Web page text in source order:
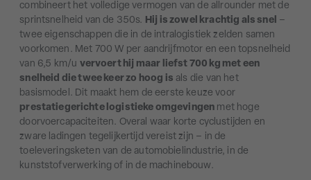
combineert het volledige vermogen van de allrounder met de
sprintsnelheid van de 350s. Hij is zowel krachtig als snel –
twee eigenschappen die in de intralogistiek zelden samen
voorkomen. Met 700 W per aandrijfmotor en een topsnelheid
van 6,5 km/u vervoert hij maar liefst 700 kg met een
snelheid die twee keer zo hoog is als die van het
basismodel. Dit maakt hem de eerste keuze voor
prestatiegerichte logistieke omgevingen met hoge
doorvoercapaciteiten. Overal waar korte cyclustijden en
zware ladingen tegelijkertijd vereist zijn – in de
toeleveringsketen van de automobielindustrie, in de
kunststofverwerking of in de machinebouw.